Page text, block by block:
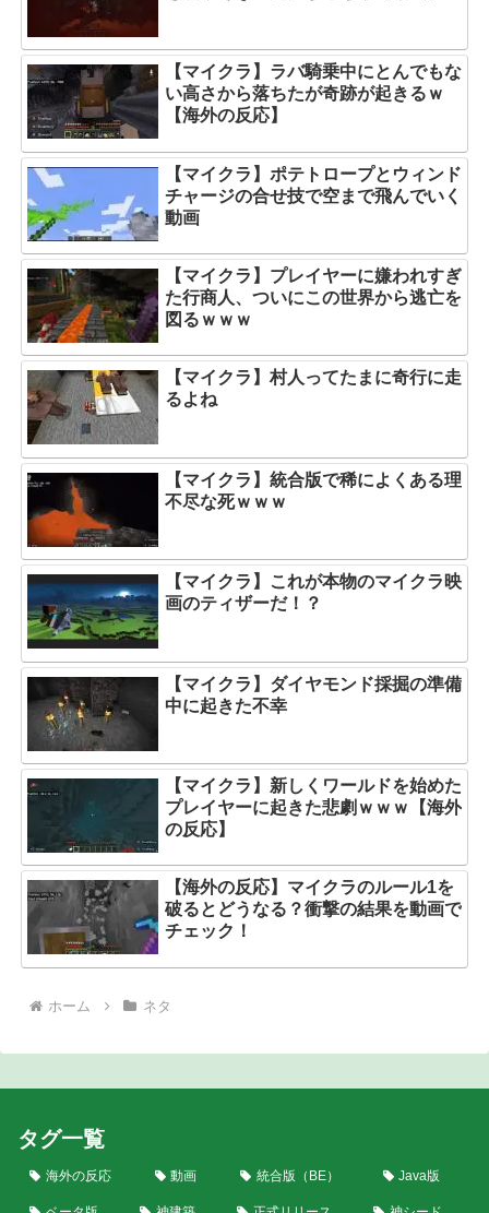
【マイクラ】ラバ騎乗中にとんでもな
い高さから落ちたが奇跡が起きるｗ
【海外の反応】
【マイクラ】ポテトロープとウィンド
チャージの合せ技で空まで飛んでいく
動画
【マイクラ】プレイヤーに嫌われすぎ
た行商人、ついにこの世界から逃亡を
図るｗｗｗ
【マイクラ】村人ってたまに奇行に走
るよね
【マイクラ】統合版で稀によくある理
不尽な死ｗｗｗ
【マイクラ】これが本物のマイクラ映
画のティザーだ！？
【マイクラ】ダイヤモンド採掘の準備
中に起きた不幸
【マイクラ】新しくワールドを始めた
プレイヤーに起きた悲劇ｗｗｗ【海外
の反応】
【海外の反応】マイクラのルール1を
破るとどうなる？衝撃の結果を動画で
チェック！
ホーム ネタ
タグ一覧
海外の反応 動画 統合版（BE） Java版